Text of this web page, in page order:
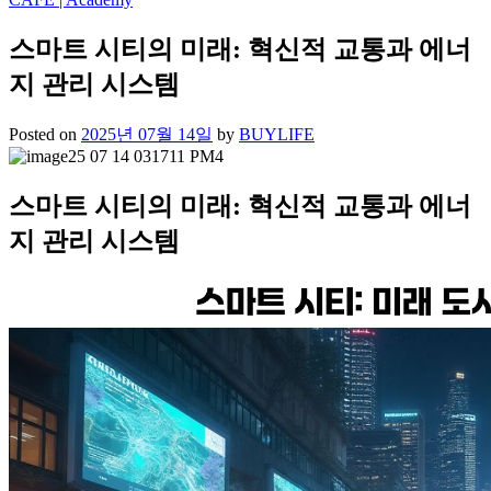
스마트 시티의 미래: 혁신적 교통과 에너
지 관리 시스템
Posted on 2025년 07월 14일 by BUYLIFE
스마트 시티의 미래: 혁신적 교통과 에너
지 관리 시스템